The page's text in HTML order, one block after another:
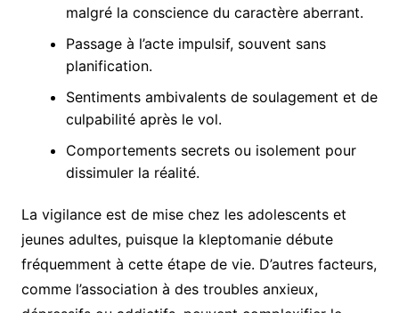
malgré la conscience du caractère aberrant.
Passage à l’acte impulsif, souvent sans
planification.
Sentiments ambivalents de soulagement et de
culpabilité après le vol.
Comportements secrets ou isolement pour
dissimuler la réalité.
La vigilance est de mise chez les adolescents et
jeunes adultes, puisque la kleptomanie débute
fréquemment à cette étape de vie. D’autres facteurs,
comme l’association à des troubles anxieux,